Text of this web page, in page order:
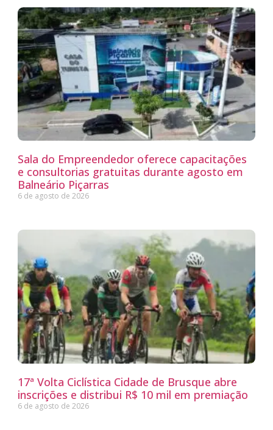
Sala do Empreendedor oferece capacitações
e consultorias gratuitas durante agosto em
Balneário Piçarras
6 de agosto de 2026
17ª Volta Ciclística Cidade de Brusque abre
inscrições e distribui R$ 10 mil em premiação
6 de agosto de 2026